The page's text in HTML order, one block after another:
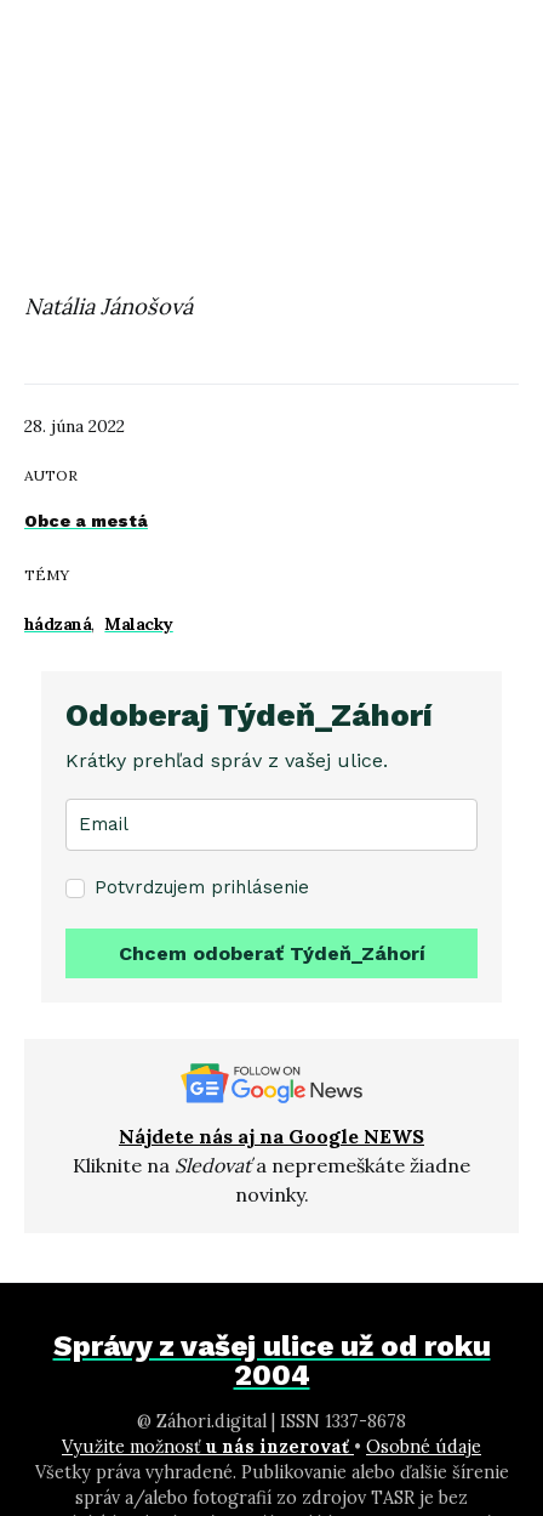
28. júna 2022
AUTOR
Obce a mestá
TÉMY
hádzaná, Malacky
Natália Jánošová
Odoberaj Týdeň_Záhorí
Krátky prehľad správ z vašej ulice.
Potvrdzujem prihlásenie
Chcem odoberať Týdeň_Záhorí
Nájdete nás aj na Google NEWS
Kliknite na Sledovaťa nepremeškáte žiadne
novinky.
Správy z vašej ulice už od roku
2004
@ Záhori.digital | ISSN 1337-8678
Využite možnosť u nás inzerovať • Osobné údaje
Všetky práva vyhradené. Publikovanie alebo ďalšie šírenie
správ a/alebo fotografií zo zdrojov TASR je bez